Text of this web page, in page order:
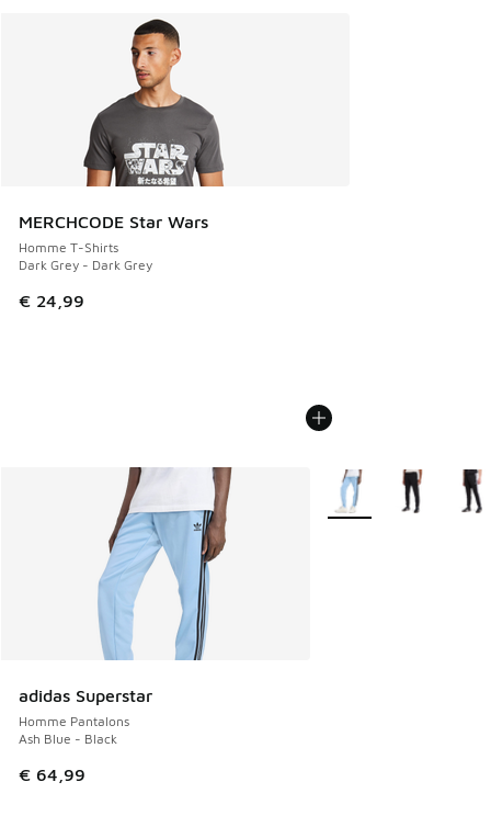
MERCHCODE Star Wars
Homme T-Shirts
Dark Grey - Dark Grey
€ 24,99
adidas Superstar
Homme Pantalons
Ash Blue - Black
€ 64,99
Plus de couleurs